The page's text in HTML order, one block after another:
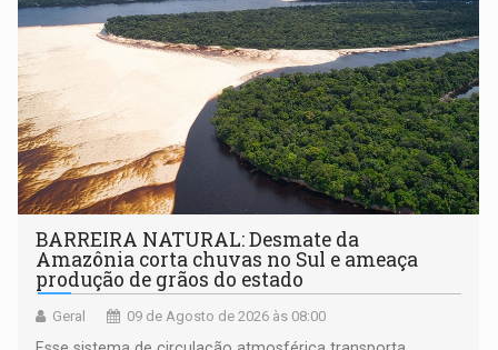
BARREIRA NATURAL: Desmate da
Amazônia corta chuvas no Sul e ameaça
produção de grãos do estado
Geral 09 de Agosto de 2026 às 08:00